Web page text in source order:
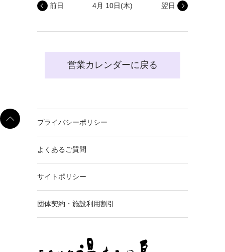
4月 10日(木)
前日 翌日
営業カレンダーに戻る
プライバシーポリシー
よくあるご質問
サイトポリシー
団体契約・施設利用割引